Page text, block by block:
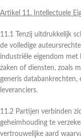
Artikel 11. Intellectuele
11.1 Tenzij uitdrukkelijk
de volledige
industriële eigendom
zaken of diensten, zoals
generis
leveranciers.
11.2 Partijen verbinden
geheimhouding te
vertrouwelijke aard